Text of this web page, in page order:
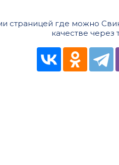
страницей где можно
качестве через